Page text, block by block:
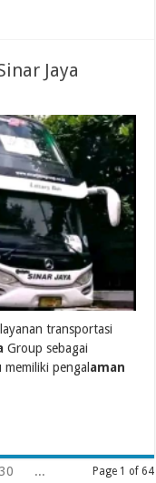
Jaya
transportasi
Group sebagai
pengal aman
Page 1 of 64
30
...